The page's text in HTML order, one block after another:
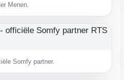
Menen.
Somfy partner.